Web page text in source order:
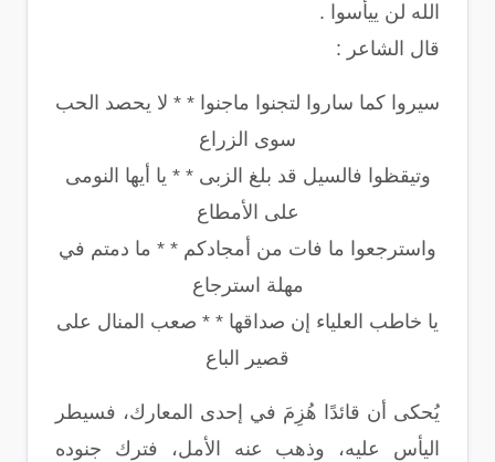
الله لن ييأسوا .
قال الشاعر :
سيروا كما ساروا لتجنوا ماجنوا * * لا يحصد الحب
سوى الزراع
وتيقظوا فالسيل قد بلغ الزبى * * يا أيها النومى
على الأمطاع
واسترجعوا ما فات من أمجادكم * * ما دمتم في
مهلة استرجاع
يا خاطب العلياء إن صداقها * * صعب المنال على
قصير الباع
يُحكى أن قائدًا هُزِمَ في إحدى المعارك، فسيطر
اليأس عليه، وذهب عنه الأمل، فترك جنوده